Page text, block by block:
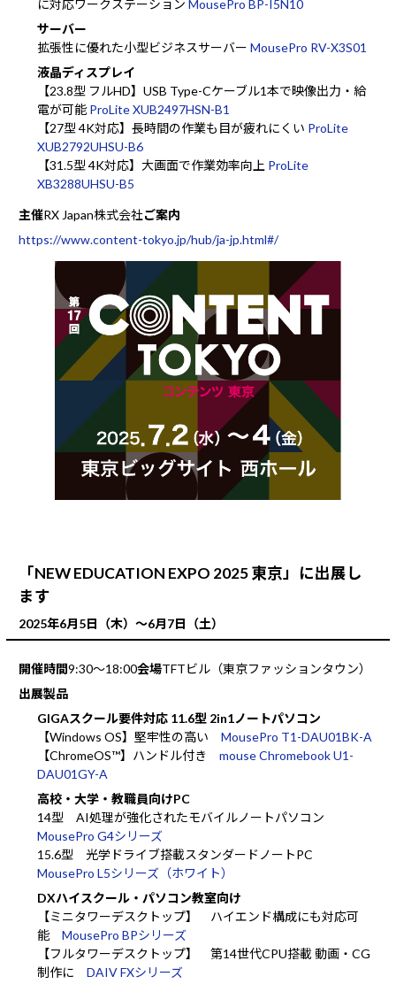
に対応ワークステーション MousePro BP-I5N10
サーバー
拡張性に優れた小型ビジネスサーバー MousePro RV-X3S01
液晶ディスプレイ
【23.8型 フルHD】USB Type-Cケーブル1本で映像出力・給
電が可能 ProLite XUB2497HSN-B1
【27型 4K対応】長時間の作業も目が疲れにくい ProLite
XUB2792UHSU-B6
【31.5型 4K対応】大画面で作業効率向上 ProLite
XB3288UHSU-B5
主催RX Japan株式会社ご案内
https://www.content-tokyo.jp/hub/ja-jp.html#/
「NEW EDUCATION EXPO 2025 東京」に出展し
ます
2025年6月5日（木）～6月7日（土）
開催時間9:30～18:00会場TFTビル（東京ファッションタウン）
出展製品
GIGAスクール要件対応 11.6型 2in1ノートパソコン
【Windows OS】堅牢性の高い MousePro T1-DAU01BK-A
【ChromeOS™】ハンドル付き mouse Chromebook U1-
DAU01GY-A
高校・大学・教職員向けPC
14型 AI処理が強化されたモバイルノートパソコン
MousePro G4シリーズ
15.6型 光学ドライブ搭載スタンダードノートPC
MousePro L5シリーズ（ホワイト）
DXハイスクール・パソコン教室向け
【ミニタワーデスクトップ】 ハイエンド構成にも対応可
能 MousePro BPシリーズ
【フルタワーデスクトップ】 第14世代CPU搭載 動画・CG
制作に DAIV FXシリーズ